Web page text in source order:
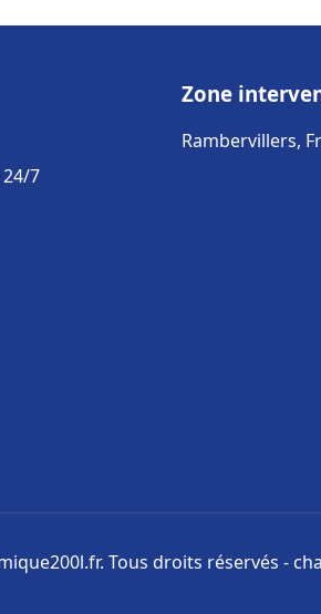
7
Zone
Rambervillers,
Tous droits réservés -